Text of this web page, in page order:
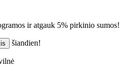
ir atgauk 5% pirkinio sumos!
šiandien!